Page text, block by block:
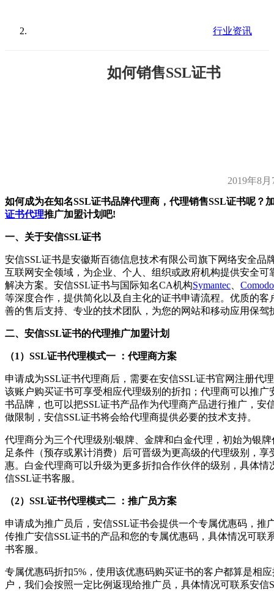
行业资讯
如何销售SSL证书
2019年8月
如何成为在知名SSL证书品牌代理商，代理销售SSL证书呢？
证书代理推广加盟计划吧!
一、关于安信SSL证书
安信SSL证书是安徽斯百德信息技术有限公司旗下网络安全品
互联网安全领域，为企业、个人、组织或政府机构提供安全可
解决方案。安信SSL证书与国际知名CA机构Symantec
Comodo
等深度合作，提供简化以及自主化的证书申请流程。优质的客
善的售后支持、专业的技术团队，为您的网站和移动应用保驾
二、安信SSL证书的代理推广加盟计划
（1）SSL证书代理模式一 ：代理商方案
申请成为SSL证书代理商后，需要在安信SSL证书官网注册代
该账户购买证书可享受相应代理级别的折扣；代理商可以推广
书品牌，也可以把SSL证书产品作为代理商产品进行推广，安
做限制，安信SSL证书将会给代理商提供必要的技术支持。
代理商分为三个代理级别:银牌、金牌和白金代理，初始为银
足条件（预存或累计消费）后可晋级为更高级的代理级别，享
惠。白金代理商可以升级为更多折扣合作伙伴的级别，具体情
信SSL证书客服。
（2）SSL证书代理模式二 ：推广员方案
申请成为推广员后，安信SSL证书会提供一个专属优惠码，推
传推广安信SSL证书的产品和您的专属优惠码，具体情况可联
书客服。
专属优惠码折扣5%，使用该优惠码购买证书的客户都算是相
户，我们会按照一定比例返现给推广员，具体情况可联系安信